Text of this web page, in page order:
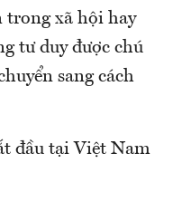
trong xã hội hay
tư duy được chú
sang cách
đầu tại Việt Nam